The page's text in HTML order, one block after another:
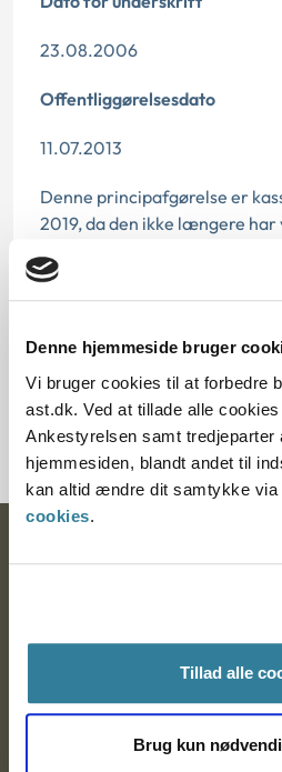
Denne hjemmeside bruger
Vi bruger cookies til at forbedre
ast.dk. Ved at tillade alle
Ankestyrelsen samt tredjeparter
hjemmesiden, blandt andet til
kan altid ændre dit samtykke via
cookies.
Tillad alle
Brug kun
23.08.2006
Offentliggørelsesdato
11.07.2013
Denne principafgørelse er
2019, da den ikke længere
Paragraf
Journalnummer
Nytorv 7, 2. sal
Ankestyrelsen Aalborg